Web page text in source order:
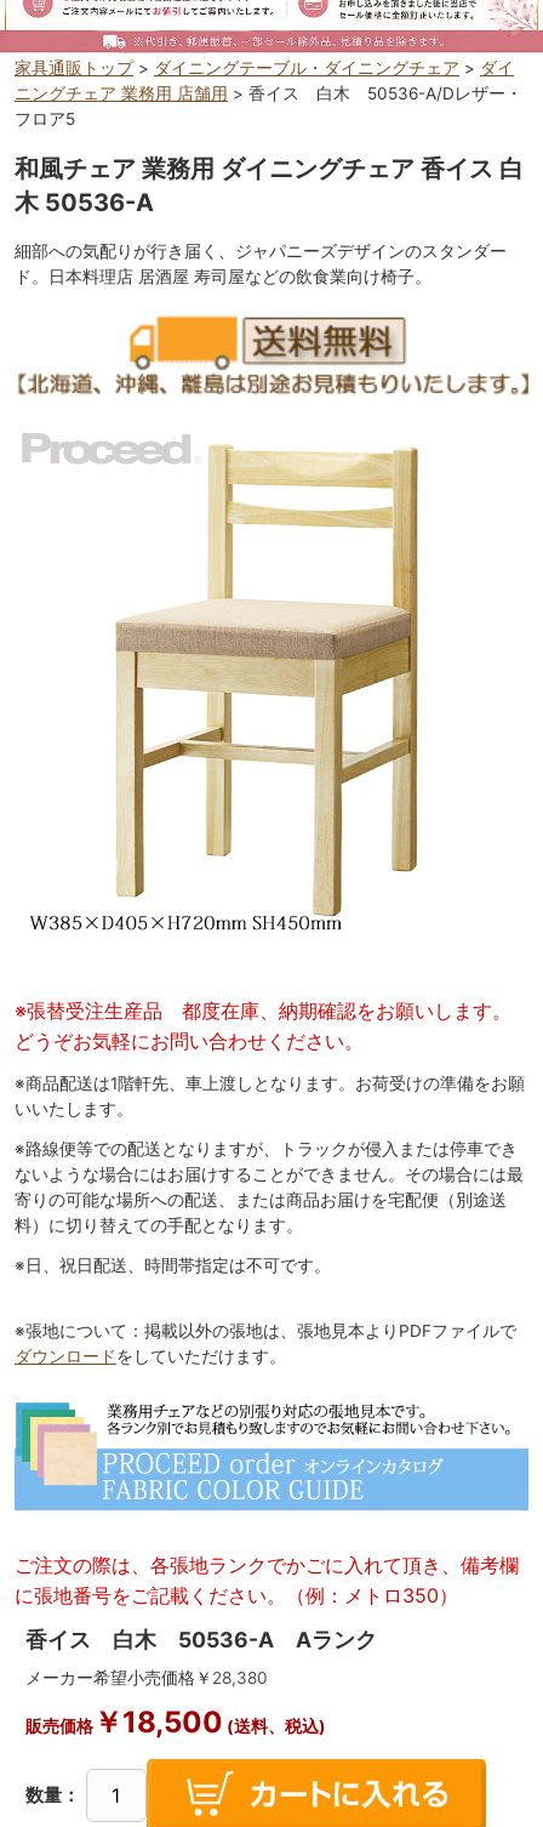
家具通販トップ> ダイニングテーブル・ダイニングチェア > ダイ
ニングチェア 業務用 店舗用 > 香イス 白木 50536-A/Dレザー・
フロア5
和風チェア 業務用 ダイニングチェア 香イス 白
木 50536-A
細部への気配りが行き届く、ジャパニーズデザインのスタンダー
ド。日本料理店 居酒屋 寿司屋などの飲食業向け椅子。
※張替受注生産品 都度在庫、納期確認をお願いします。
どうぞお気軽にお問い合わせください。
※商品配送は1階軒先、車上渡しとなります。お荷受けの準備をお願
いいたします。
※路線便等での配送となりますが、トラックが侵入または停車でき
ないような場合にはお届けすることができません。その場合には最
寄りの可能な場所への配送、または商品お届けを宅配便（別途送
料）に切り替えての手配となります。
※日、祝日配送、時間帯指定は不可です。
※張地について：掲載以外の張地は、張地見本よりPDFファイルで
ダウンロードをしていただけます。
ご注文の際は、各張地ランクでかごに入れて頂き、備考欄
に張地番号をご記載ください。（例：メトロ350）
香イス 白木 50536-A Aランク
メーカー希望小売価格￥ 28,380
販売価格￥18,500 (送料、税込)
数量：